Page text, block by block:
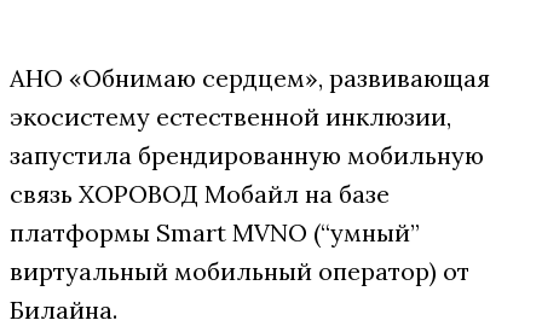
АНО «Обнимаю сердцем», развивающая
экосистему естественной инклюзии,
запустила брендированную мобильную
связь ХОРОВОД Мобайл на базе
платформы Smart MVNO (“умный”
виртуальный мобильный оператор) от
Билайна.